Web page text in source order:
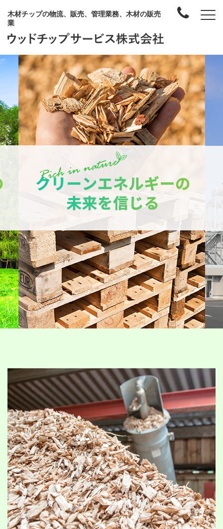
木材チップの物流、販売、管理業務、木材の販売
業